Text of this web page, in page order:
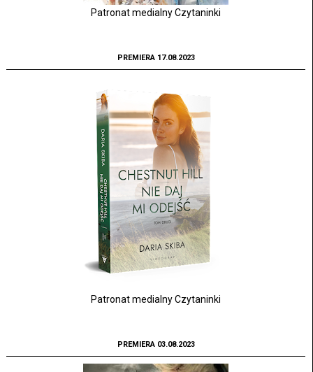
Patronat medialny Czytaninki
PREMIERA 17.08.2023
Patronat medialny Czytaninki
PREMIERA 03.08.2023